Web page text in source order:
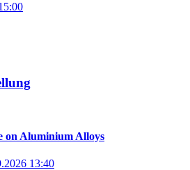
on Aluminium Alloys
13:40